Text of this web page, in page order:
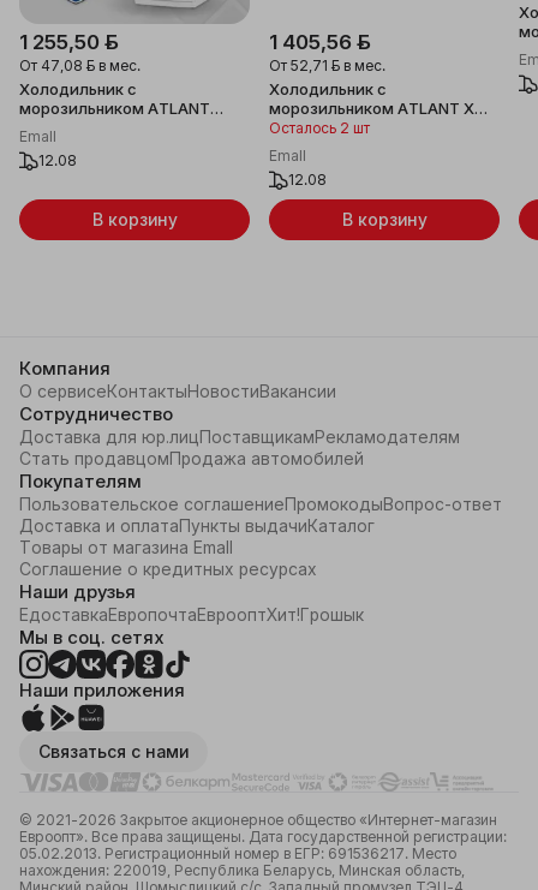
1 255,50 ƃ
От 47,08 ƃ в мес.
Холодильник с
морозильником ATLANT
ХМ-4025-000
Emall
12.08
В корзину
1 405,56 ƃ
От 52,71 ƃ в мес.
Холодильник с
морозильником ATLANT ХМ
4023-000
Осталось 2 шт
Emall
12.08
В корзину
Компания
О сервисеКонтактыНовостиВакансии
Сотрудничество
Доставка для юр.лицПоставщикамРекламодателям
Стать продавцомПродажа автомобилей
Покупателям
Пользовательское соглашениеПромокодыВопрос-ответ
Доставка и оплатаПункты выдачиКаталог
Товары от магазина Emall
Соглашение о кредитных ресурсах
Наши друзья
ЕдоставкаЕвропочтаЕврооптХит!Грошык
Мы в соц. сетях
Наши приложения
Связаться с нами
© 2021-2026 Закрытое акционерное общество «Интернет-магазин
Евроопт». Все права защищены. Дата государственной регистрации:
05.02.2013. Регистрационный номер в ЕГР: 691536217. Место
нахождения: 220019, Республика Беларусь, Минская область,